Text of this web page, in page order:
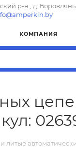
р-н., д.
КОМПАНИЯ
литые